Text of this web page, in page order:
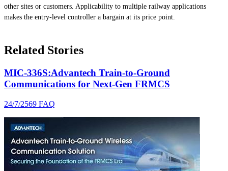
other sites or customers. Applicability to multiple railway applications
makes the entry-level controller a bargain at its price point.
Related Stories
MIC-336S:Advantech Train-to-Ground
Communications for Next-Gen FRMCS
24/7/2569 FAQ